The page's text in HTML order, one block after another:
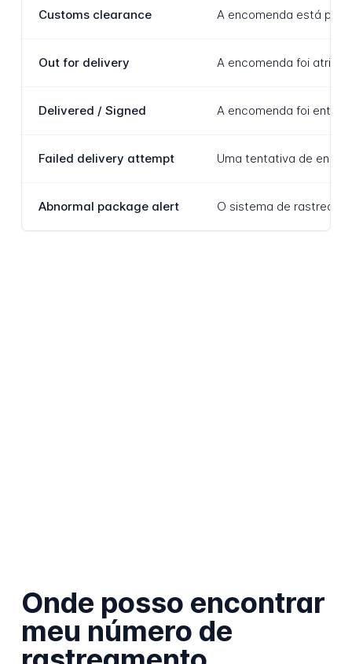
Customs clearance A encomenda está
Out for delivery A encomenda foi
Delivered / Signed A encomenda foi
Failed delivery attempt Uma tentativa de
Abnormal package alert O sistema de
Onde posso encontrar
meu número de